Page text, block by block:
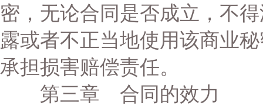
密，无论合同是否成立，不
露或者不正当地使用该商业
承担损害赔偿责任。
第三章 合同的效力